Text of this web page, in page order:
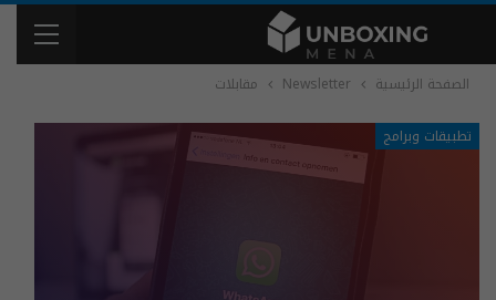
الصفحة الرئيسية Newsletter مقابلات
تطبيقات وبرامج